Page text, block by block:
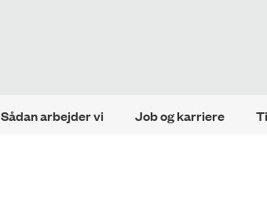
Sådan arbejder vi Job og karriere